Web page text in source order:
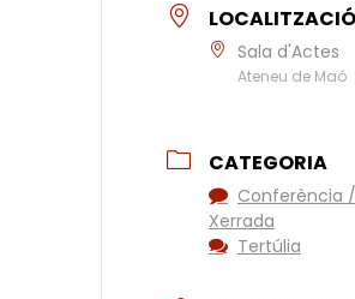
LOCALITZACIÓ
Sala d'Actes
Ateneu de Maó
CATEGORIA
Conferència /
Xerrada
Tertúlia